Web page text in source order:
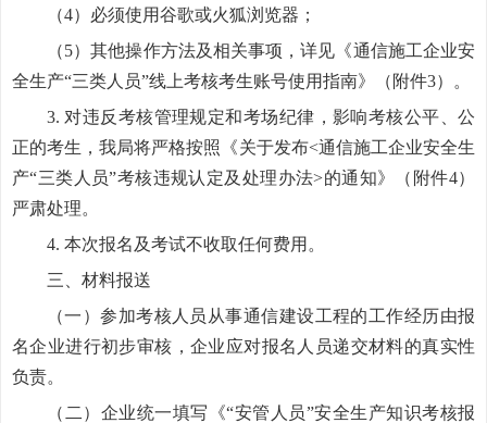
（4）必须使用谷歌或火狐浏览器；
（5）其他操作方法及相关事项，详见《通信施工企业安
全生产“三类人员”线上考核考生账号使用指南》（附件3）。
3. 对违反考核管理规定和考场纪律，影响考核公平、公
正的考生，我局将严格按照《关于发布<通信施工企业安全生
产“三类人员”考核违规认定及处理办法>的通知》（附件4）
严肃处理。
4. 本次报名及考试不收取任何费用。
三、材料报送
（一）参加考核人员从事通信建设工程的工作经历由报
名企业进行初步审核，企业应对报名人员递交材料的真实性
负责。
（二）企业统一填写《“安管人员”安全生产知识考核报